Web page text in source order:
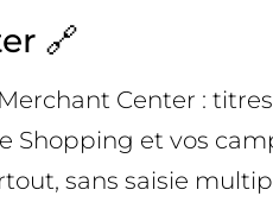
🔗
Center :
Shopping et vos
sans saisie